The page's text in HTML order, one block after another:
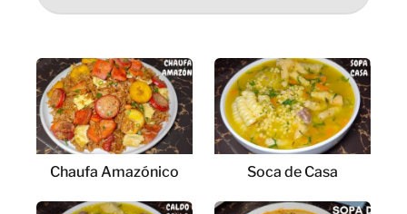
Chaufa Amazónico Soca de Casa